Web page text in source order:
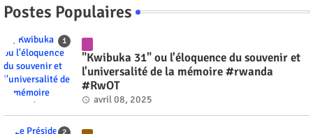
Postes Populaires
"Kwibuka 31" ou l'éloquence du souvenir et
l'universalité de la mémoire #rwanda
#RwOT
avril 08, 2025